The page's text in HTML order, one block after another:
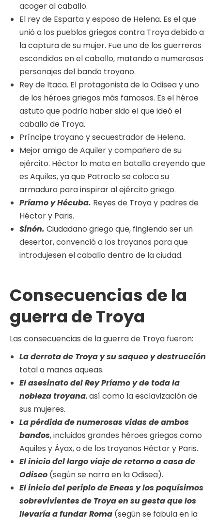
acoger al caballo.
El rey de Esparta y esposo de Helena. Es el que
unió a los pueblos griegos contra Troya debido a
la captura de su mujer. Fue uno de los guerreros
escondidos en el caballo, matando a numerosos
personajes del bando troyano.
Rey de Itaca. El protagonista de la Odisea y uno
de los héroes griegos más famosos. Es el héroe
astuto que podría haber sido el que ideó el
caballo de Troya.
Príncipe troyano y secuestrador de Helena.
Mejor amigo de Aquiler y compañero de su
ejército. Héctor lo mata en batalla creyendo que
es Aquiles, ya que Patroclo se coloca su
armadura para inspirar al ejército griego.
Príamo y Hécuba. Reyes de Troya y padres de
Héctor y Paris.
Sinón. Ciudadano griego que, fingiendo ser un
desertor, convenció a los troyanos para que
introdujesen el caballo dentro de la ciudad.
Consecuencias de la
guerra de Troya
Las consecuencias de la guerra de Troya fueron:
La derrota de Troya y su saqueo y destrucción
total a manos aqueas.
El asesinato del Rey Príamo y de toda la
nobleza troyana, así como la esclavización de
sus mujeres.
La pérdida de numerosas vidas de ambos
bandos, incluidos grandes héroes griegos como
Aquiles y Áyax, o de los troyanos Héctor y Paris.
El inicio del largo viaje de retorno a casa de
Odiseo (según se narra en la Odisea).
El inicio del periplo de Eneas y los poquísimos
sobrevivientes de Troya en su gesta que los
llevaría a fundar Roma (según se fabula en la